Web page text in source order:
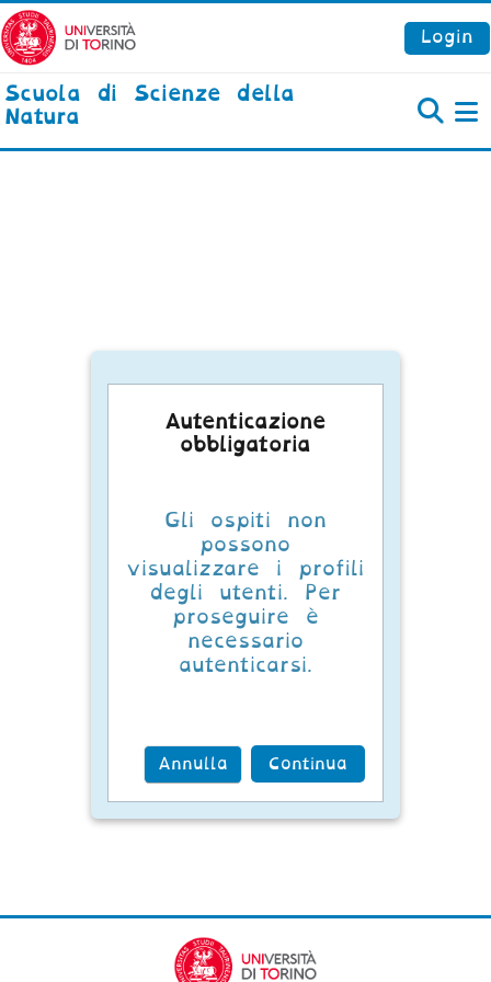
Vai al contenuto principale
Login
Scuola di Scienze della
Natura
Autenticazione
obbligatoria
Gli ospiti non
possono
visualizzare i profili
degli utenti. Per
proseguire è
necessario
autenticarsi.
Annulla Continua